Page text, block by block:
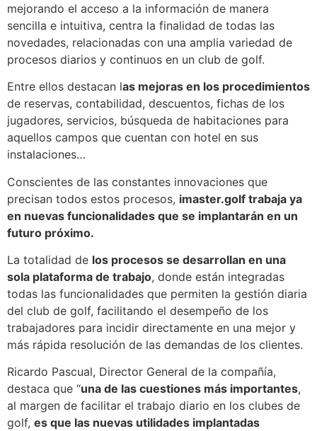
mejorando el acceso a la información de manera
sencilla e intuitiva, centra la finalidad de todas las
novedades, relacionadas con una amplia variedad de
procesos diarios y continuos en un club de golf.
Entre ellos destacan las mejoras en los procedimientos
de reservas, contabilidad, descuentos, fichas de los
jugadores, servicios, búsqueda de habitaciones para
aquellos campos que cuentan con hotel en sus
instalaciones…
Conscientes de las constantes innovaciones que
precisan todos estos procesos, imaster.golf trabaja ya
en nuevas funcionalidades que se implantarán en un
futuro próximo.
La totalidad de los procesos se desarrollan en una
sola plataforma de trabajo, donde están integradas
todas las funcionalidades que permiten la gestión diaria
del club de golf, facilitando el desempeño de los
trabajadores para incidir directamente en una mejor y
más rápida resolución de las demandas de los clientes.
Ricardo Pascual, Director General de la compañía,
destaca que “una de las cuestiones más importantes,
al margen de facilitar el trabajo diario en los clubes de
golf, es que las nuevas utilidades implantadas